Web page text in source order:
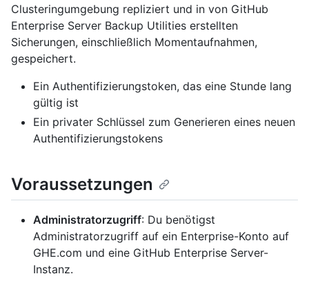
Clusteringumgebung repliziert und in von GitHub
Enterprise Server Backup Utilities erstellten
Sicherungen, einschließlich Momentaufnahmen,
gespeichert.
Ein Authentifizierungstoken, das eine Stunde lang
gültig ist
Ein privater Schlüssel zum Generieren eines neuen
Authentifizierungstokens
Voraussetzungen
Administratorzugriff: Du benötigst
Administratorzugriff auf ein Enterprise-Konto auf
GHE.com und eine GitHub Enterprise Server-
Instanz.